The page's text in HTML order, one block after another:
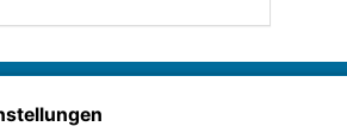
Barrierefreiheit